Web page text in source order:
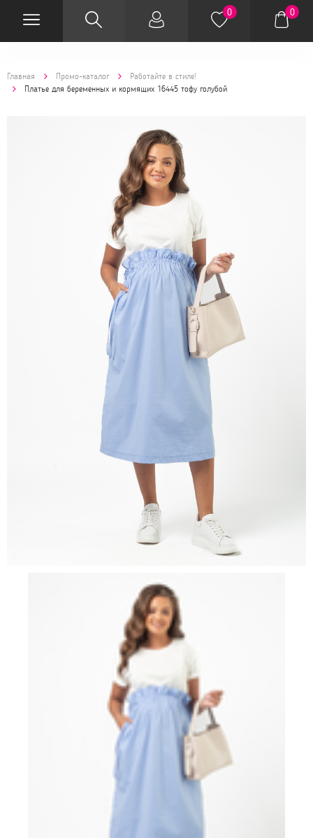
0 0
Главная Промо-каталог
Работайте в стиле!
Платье для беременных и кормящих 16445 тофу голубой